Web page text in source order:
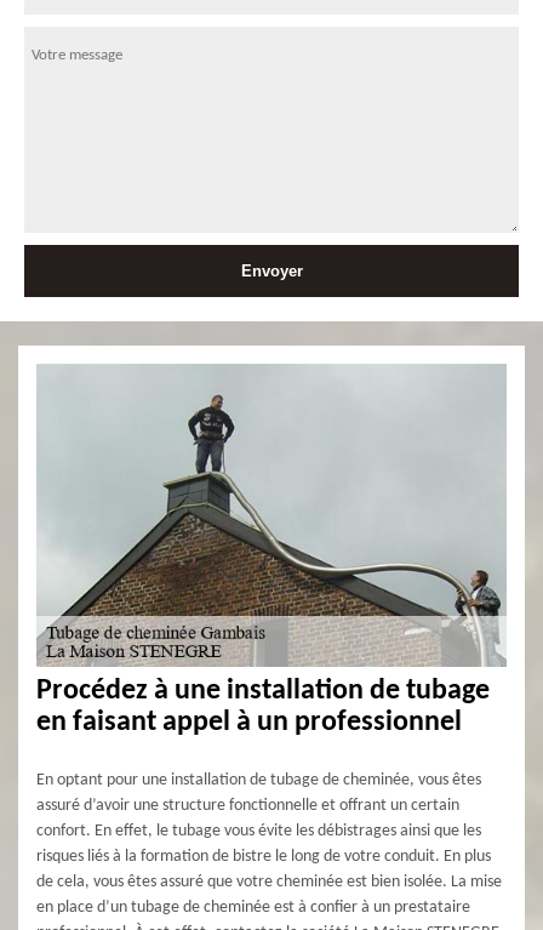
Procédez à une installation de tubage
en faisant appel à un professionnel
En optant pour une installation de tubage de cheminée, vous êtes
assuré d’avoir une structure fonctionnelle et offrant un certain
confort. En effet, le tubage vous évite les débistrages ainsi que les
risques liés à la formation de bistre le long de votre conduit. En plus
de cela, vous êtes assuré que votre cheminée est bien isolée. La mise
en place d’un tubage de cheminée est à confier à un prestataire